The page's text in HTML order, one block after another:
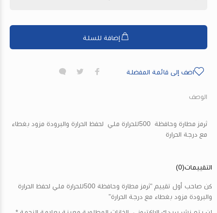
إضافة للسلة
اضف إلى قائمة المفضلة
الوصف
ثرمز مطارة وحافظة 500للحرارة ملي لحفظ الحرارة والبرودة مزود بغطاء
مع درجة الحرارة
التقييمات(0)
كن صاحب أول تقييم
“ثرمز مطارة وحافظة 500للحرارة ملي لحفظ الحرارة
والبرودة مزود بغطاء مع درجة الحرارة”